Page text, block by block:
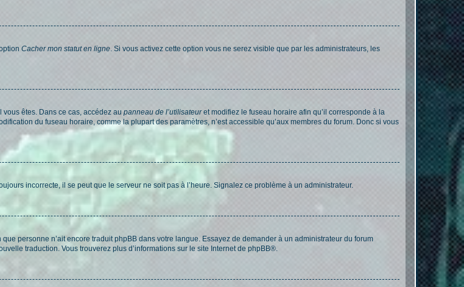
Cacher mon statut en ligne . Si vous activez cette option vous ne serez visible que par les administrateurs, les
êtes. Dans ce cas, accédez au panneau de l’utilisateuret modifiez le fuseau horaire afin qu’il corresponde à la
du fuseau horaire, comme la plupart des paramètres, n’est accessible qu’aux membres du forum. Donc si vous
incorrecte, il se peut que le serveur ne soit pas à l’heure. Signalez ce problème à un administrateur.
personne n’ait encore traduit phpBB dans votre langue. Essayez de demander à un administrateur du forum
traduction. Vous trouverez plus d’informations sur le site Internet de phpBB®.